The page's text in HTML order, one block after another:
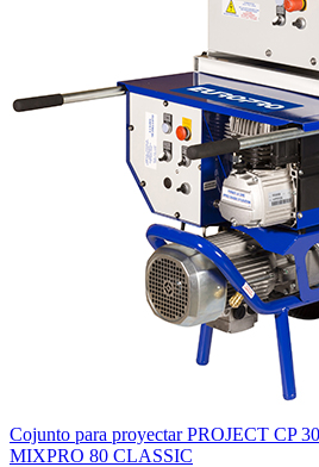
Cojunto para proyectar PROJECT CP
MIXPRO 80 CLASSIC